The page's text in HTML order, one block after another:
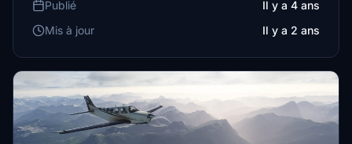
Publié
Il y a 4 ans
Mis à jour
Il y a 2 ans